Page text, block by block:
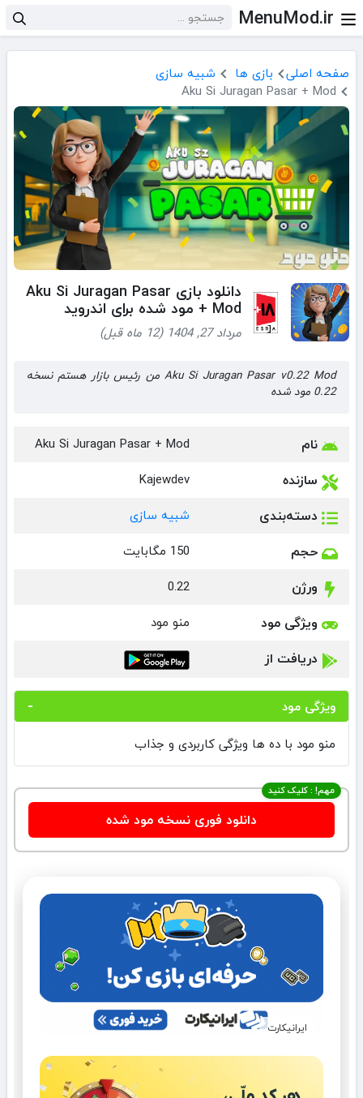
MenuMod.ir
صفحه اصلی بازی ها
شبیه سازی
Aku Si Juragan Pasar + Mod
دانلود بازی Aku Si Juragan Pasar
+ Mod مود شده برای اندروید
مرداد 27, 1404 (12 ماه قبل)
Aku Si Juragan Pasar v0.22 Mod من رئیس بازار هستم نسخه
0.22 مود شده
نام Aku Si Juragan Pasar + Mod
سازنده Kajewdev
دسته‌بندی شبیه سازی
حجم 150 مگابایت
ورژن 0.22
ویژگی مود منو مود
دریافت از
ویژگی مود
منو مود با ده ها ویژگی کاربردی و جذاب
مهم! : کلیک کنید
دانلود فوری نسخه مود شده
ایرانیکارت